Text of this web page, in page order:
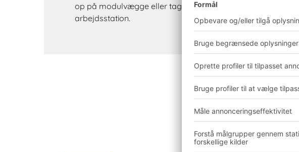
op på modulvægge eller tages ned og flyttes til en anden
arbejdsstation.